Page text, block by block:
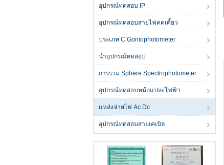
อุปกรณ์ทดสอบ IP
อุปกรณ์ทดสอบสายไฟคดเคี้ยว
ประเภท C Goniophotometer
นำอุปกรณ์ทดสอบ
การรวม Sphere Spectrophotometer
อุปกรณ์ทดสอบหม้อแปลงไฟฟ้า
แหล่งจ่ายไฟ Ac Dc
อุปกรณ์ทดสอบสายเคเบิล